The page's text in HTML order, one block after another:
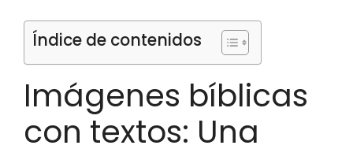
Índice de contenidos
Imágenes bíblicas
con textos: Una